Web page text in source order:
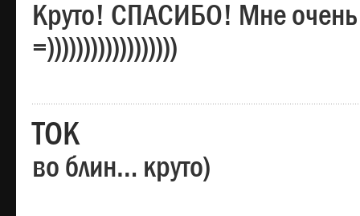
Круто! СПАСИБО! Мне
=))))))))))))))))))
ТОК
во блин… круто)